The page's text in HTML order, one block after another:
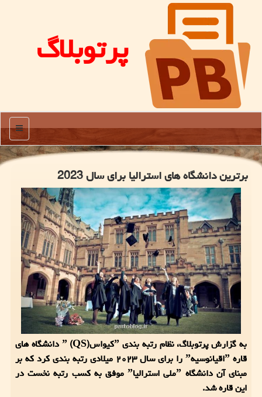
پرتوبلاگ
منو
برترین دانشگاه های استرالیا برای سال 2023
به گزارش پرتوبلاگ، نظام رتبه بندی ˮکیواسˮ (QS) دانشگاه های
قاره ˮاقیانوسیهˮ را برای سال ۲۰۲۳ میلادی رتبه بندی کرد که بر
مبنای آن دانشگاه ˮملی استرالیاˮ موفق به کسب رتبه نخست در
این قاره شد.